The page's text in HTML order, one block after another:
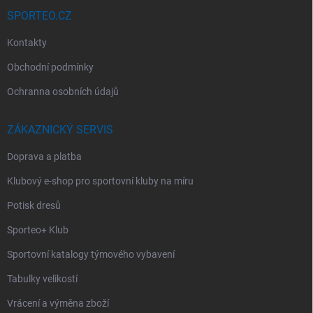
SPORTEO.CZ
Kontakty
Obchodní podmínky
Ochranna osobních údajů
ZÁKAZNICKÝ SERVIS
Doprava a platba
Klubový e-shop pro sportovní kluby na míru
Potisk dresů
Sporteo+ Klub
Sportovní katalogy týmového vybavení
Tabulky velikostí
Vrácení a výměna zboží